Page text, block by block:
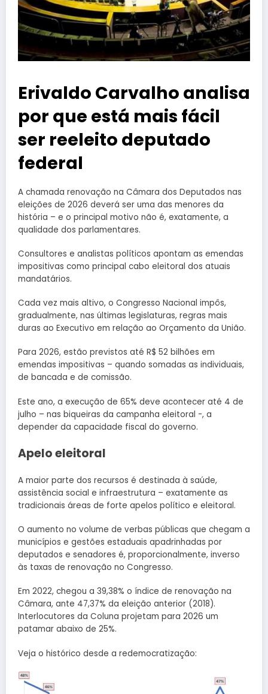
Erivaldo Carvalho analisa
por que está mais fácil
ser reeleito deputado
federal
A chamada renovação na Câmara dos Deputados nas
eleições de 2026 deverá ser uma das menores da
história – e o principal motivo não é, exatamente, a
qualidade dos parlamentares.
Consultores e analistas políticos apontam as emendas
impositivas como principal cabo eleitoral dos atuais
mandatários.
Cada vez mais altivo, o Congresso Nacional impôs,
gradualmente, nas últimas legislaturas, regras mais
duras ao Executivo em relação ao Orçamento da União.
Para 2026, estão previstos até R$ 52 bilhões em
emendas impositivas – quando somadas as individuais,
de bancada e de comissão.
Este ano, a execução de 65% deve acontecer até 4 de
julho – nas biqueiras da campanha eleitoral -, a
depender da capacidade fiscal do governo.
Apelo eleitoral
A maior parte dos recursos é destinada à saúde,
assistência social e infraestrutura – exatamente as
tradicionais áreas de forte apelos político e eleitoral.
O aumento no volume de verbas públicas que chegam a
municípios e gestões estaduais apadrinhadas por
deputados e senadores é, proporcionalmente, inverso
às taxas de renovação no Congresso.
Em 2022, chegou a 39,38% o índice de renovação na
Câmara, ante 47,37% da eleição anterior (2018).
Interlocutores da Coluna projetam para 2026 um
patamar abaixo de 25%.
Veja o histórico desde a redemocratização: